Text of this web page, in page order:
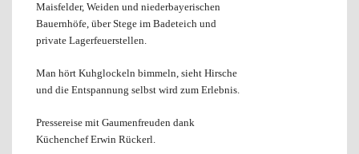
Maisfelder, Weiden und niederbayerischen
Bauernhöfe, über Stege im Badeteich und
private Lagerfeuerstellen.
Man hört Kuhglockeln bimmeln, sieht Hirsche
und die Entspannung selbst wird zum Erlebnis.
Pressereise mit Gaumenfreuden dank
Küchenchef Erwin Rückerl.